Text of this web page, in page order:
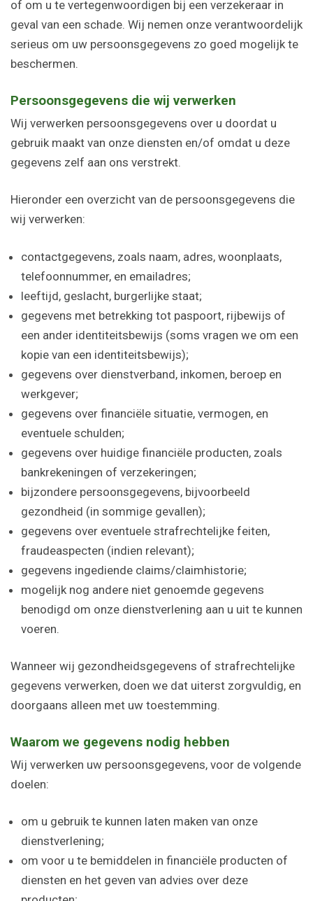
of om u te vertegenwoordigen bij een verzekeraar in
geval van een schade. Wij nemen onze verantwoordelijk
serieus om uw persoonsgegevens zo goed mogelijk te
beschermen.
Persoonsgegevens die wij verwerken
Wij verwerken persoonsgegevens over u doordat u
gebruik maakt van onze diensten en/of omdat u deze
gegevens zelf aan ons verstrekt.
Hieronder een overzicht van de persoonsgegevens die
wij verwerken:
contactgegevens, zoals naam, adres, woonplaats,
telefoonnummer, en emailadres;
leeftijd, geslacht, burgerlijke staat;
gegevens met betrekking tot paspoort, rijbewijs of
een ander identiteitsbewijs (soms vragen we om een
kopie van een identiteitsbewijs);
gegevens over dienstverband, inkomen, beroep en
werkgever;
gegevens over financiële situatie, vermogen, en
eventuele schulden;
gegevens over huidige financiële producten, zoals
bankrekeningen of verzekeringen;
bijzondere persoonsgegevens, bijvoorbeeld
gezondheid (in sommige gevallen);
gegevens over eventuele strafrechtelijke feiten,
fraudeaspecten (indien relevant);
gegevens ingediende claims/claimhistorie;
mogelijk nog andere niet genoemde gegevens
benodigd om onze dienstverlening aan u uit te kunnen
voeren.
Wanneer wij gezondheidsgegevens of strafrechtelijke
gegevens verwerken, doen we dat uiterst zorgvuldig, en
doorgaans alleen met uw toestemming.
Waarom we gegevens nodig hebben
Wij verwerken uw persoonsgegevens, voor de volgende
doelen:
om u gebruik te kunnen laten maken van onze
dienstverlening;
om voor u te bemiddelen in financiële producten of
diensten en het geven van advies over deze